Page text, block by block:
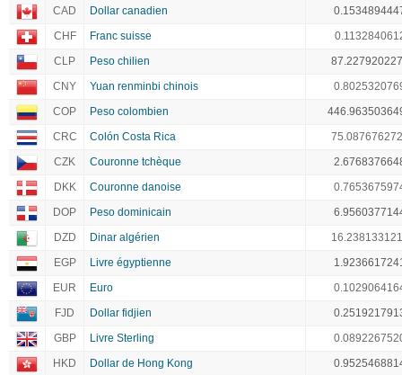
CAD
Dollar canadien
CHF
Franc suisse
CLP
Peso chilien
CNY
Yuan renminbi chinois
COP
Peso colombien
CRC
Colón Costa Rica
CZK
Couronne tchèque
DKK
Couronne danoise
DOP
Peso dominicain
DZD
Dinar algérien
EGP
Livre égyptienne
EUR
Euro
FJD
Dollar fidjien
GBP
Livre Sterling
HKD
Dollar de Hong Kong